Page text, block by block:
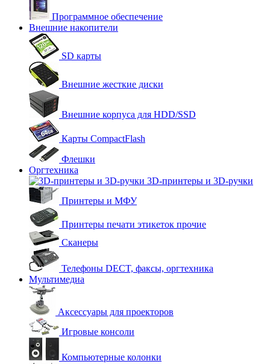
Программное обеспечение
Внешние накопители
SD карты
Внешние жесткие диски
Внешние корпуса для HDD/SSD
Карты CompactFlash
Флешки
Оргтехника
3D-принтеры и 3D-ручки
Принтеры и МФУ
Принтеры печати этикеток прочие
Сканеры
Телефоны DECT, факсы, оргтехника
Мультимедиа
Аксессуары для проекторов
Игровые консоли
Компьютерные колонки